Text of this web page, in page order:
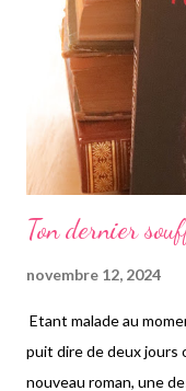
jeté l'opprobre sur sa
mari avec lequel elle
Ton dernier
novembre 12, 2024
Etant malade au
puit dire de deux jours
nouveau roman, une